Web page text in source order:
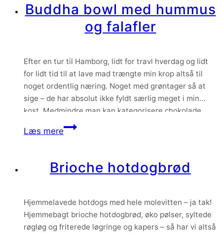
dressing
Buddha bowl med hummus
og falafler
Efter en tur til Hamborg, lidt for travl hverdag og lidt
for lidt tid til at lave mad trængte min krop altså til
noget ordentlig næring. Noget med grøntager så at
sige – de har absolut ikke fyldt særlig meget i min
kost. Medmindre man kan kategorisere chokolade
som en grøntsag? Det resulterede i denne…
Læs mereBuddha
hummus
Brioche hotdogbrød
Hjemmelavede hotdogs med hele molevitten – ja tak!
Hjemmebagt brioche hotdogbrød, øko pølser, syltede
røgløg og friterede løgringe og kapers – så har vi altså